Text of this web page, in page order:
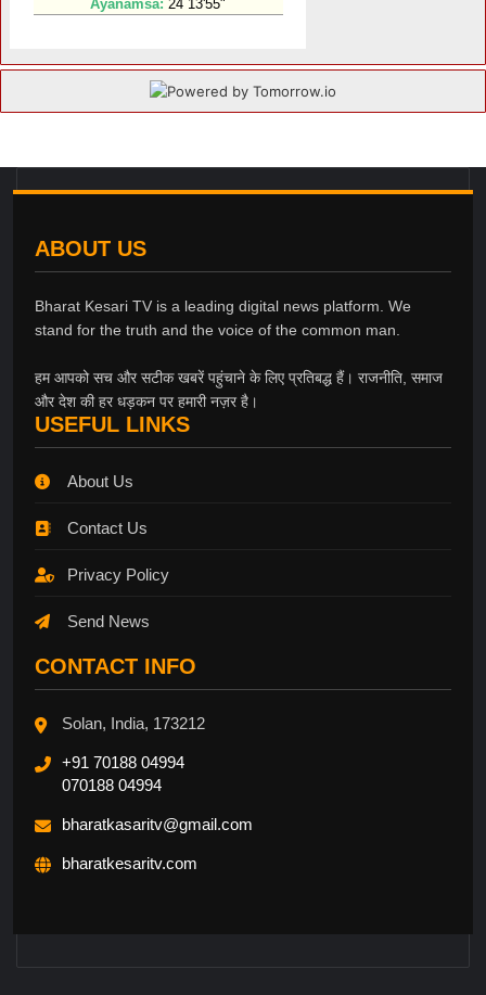
ABOUT US
Bharat Kesari TV is a leading digital news platform. We
stand for the truth and the voice of the common man.
हम आपको सच और सटीक खबरें पहुंचाने के लिए प्रतिबद्ध हैं। राजनीति, समाज
और देश की हर धड़कन पर हमारी नज़र है।
USEFUL LINKS
About Us
Contact Us
Privacy Policy
Send News
CONTACT INFO
Solan, India, 173212
+91 70188 04994
070188 04994
bharatkasaritv@gmail.com
bharatkesaritv.com